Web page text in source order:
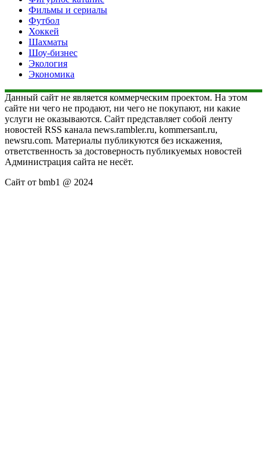
Фильмы и сериалы
Футбол
Хоккей
Шахматы
Шоу-бизнес
Экология
Экономика
Данный сайт не является коммерческим проектом. На этом
сайте ни чего не продают, ни чего не покупают, ни какие
услуги не оказываются. Сайт представляет собой ленту
новостей RSS канала news.rambler.ru, kommersant.ru,
newsru.com. Материалы публикуются без искажения,
ответственность за достоверность публикуемых новостей
Администрация сайта не несёт.
Сайт от bmb1 @ 2024